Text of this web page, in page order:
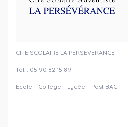
CITE SCOLAIRE LA PERSEVERANCE
Tél. : 05 90 82 15 89
Ecole – Collège – Lycée – Post BAC